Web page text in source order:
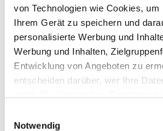
von Technologien wie Cookies, um
Ihrem Gerät zu speichern und
personalisierte Werbung und
Werbung und Inhalten,
Entwicklung von Angeboten zu
entscheiden darüber, wer Ihre
Trigger Symbol ändern oder
Notwendig
ÖFFENTLICHE FÜHRUNG
Der Erzschrägaufzug der
Copyright: Weltkulturerbe
Das Weltkulturerbe Völklinger